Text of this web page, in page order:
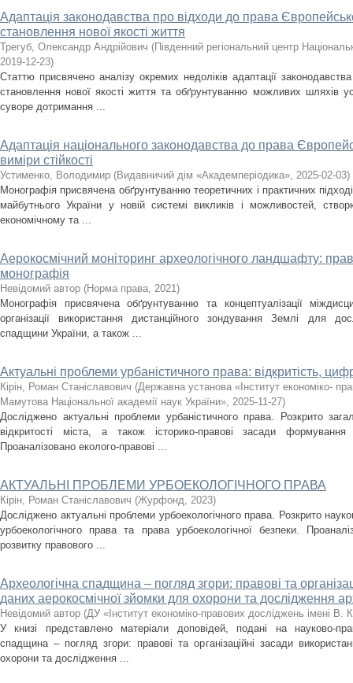
Адаптація законодавства про відходи до права
становлення нової якості життя
Трегуб, Олександр Андрійович (Південний регіональний центр
2019-12-23)
Статтю присвячено аналізу окремих недоліків адаптації
становлення нової якості життя та обґрунтуванню можливих шляхів
суворе дотримання ...
Адаптація національного законодавства до права
виміри стійкості
Устименко, Володимир (Видавничий дім «Академперіодика», 2025-02-03)
Монографія присвячена обґрунтуванню теоретичних і практичних
майбутнього України у новій системі викликів і можливостей,
економічному та ...
Аерокосмічний моніторинг археологічного ландшафту:
монографія
Невідомий автор (Норма права, 2021)
Монографія присвячена обґрунтуванню та концептуалізації
організації використання дистанційного зондування Землі для
спадщини України, а також ...
Актуальні проблеми урбаністичного права: відкритість,
Кірін, Роман Станіславович (Державна установа «Інститут економіко-
Мамутова Національної академії наук України», 2025-11-27)
Досліджено актуальні проблеми урбаністичного права. Розкрито
відкритості міста, а також історико-правові засади формування
Проаналізовано еколого-правові ...
АКТУАЛЬНІ ПРОБЛЕМИ УРБОЕКОЛОГІЧНОГО ПРАВА
Кірін, Роман Станіславович (Журфонд, 2023)
Досліджено актуальні проблеми урбоекологічного права. Розкрито
урбоекологічного права та права урбоекологічної безпеки.
розвитку правового ...
Археологічна спадщина – погляд згори: правові та
даних аерокосмічної зйомки для охорони та дослідження
Невідомий автор (ДУ «Інститут економіко-правових досліджень імені
У книзі представлено матеріали доповідей, подані на науково-
спадщина – погляд згори: правові та організаційні засади
охорони та дослідження ...